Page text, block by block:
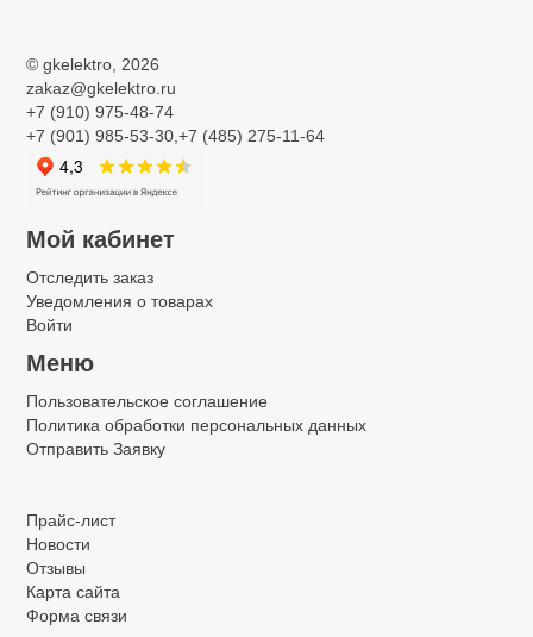
© gkelektro , 2026
zakaz@gkelektro.ru
+7 (910) 975-48-74
+7 (901) 985-53-30,+7 (485) 275-11-64
Мой кабинет
Отследить заказ
Уведомления о товарах
Войти
Меню
Пользовательское соглашение
Политика обработки персональных данных
Отправить Заявку
Прайс-лист
Новости
Отзывы
Карта сайта
Форма связи